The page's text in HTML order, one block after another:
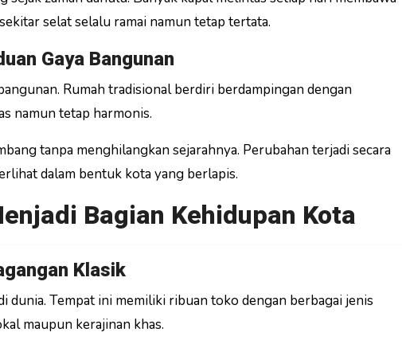
selat selalu ramai namun tetap tertata.
Gaya Bangunan
Rumah tradisional berdiri berdampingan dengan
namun tetap harmonis.
tanpa menghilangkan sejarahnya. Perubahan terjadi secara
dalam bentuk kota yang berlapis.
Bagian Kehidupan Kota
Klasik
dunia. Tempat ini memiliki ribuan toko dengan berbagai jenis
maupun kerajinan khas.